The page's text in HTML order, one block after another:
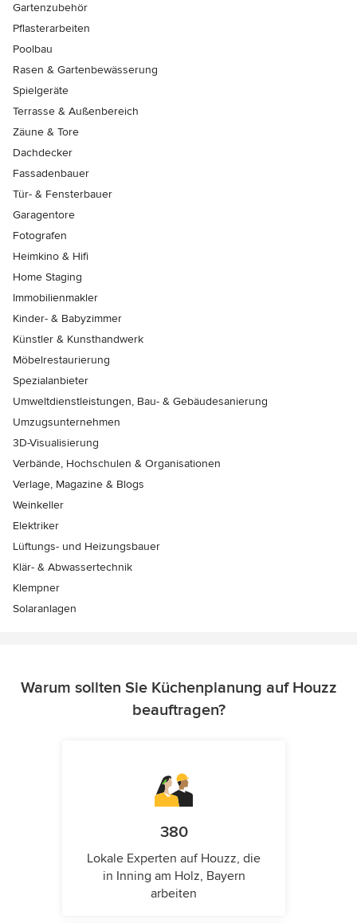
Gartenzubehör
Pflasterarbeiten
Poolbau
Rasen & Gartenbewässerung
Spielgeräte
Terrasse & Außenbereich
Zäune & Tore
Dachdecker
Fassadenbauer
Tür- & Fensterbauer
Garagentore
Fotografen
Heimkino & Hifi
Home Staging
Immobilienmakler
Kinder- & Babyzimmer
Künstler & Kunsthandwerk
Möbelrestaurierung
Spezialanbieter
Umweltdienstleistungen, Bau- & Gebäudesanierung
Umzugsunternehmen
3D-Visualisierung
Verbände, Hochschulen & Organisationen
Verlage, Magazine & Blogs
Weinkeller
Elektriker
Lüftungs- und Heizungsbauer
Klär- & Abwassertechnik
Klempner
Solaranlagen
Warum sollten Sie Küchenplanung auf Houzz
beauftragen?
380
Lokale Experten auf Houzz, die
in Inning am Holz, Bayern
arbeiten